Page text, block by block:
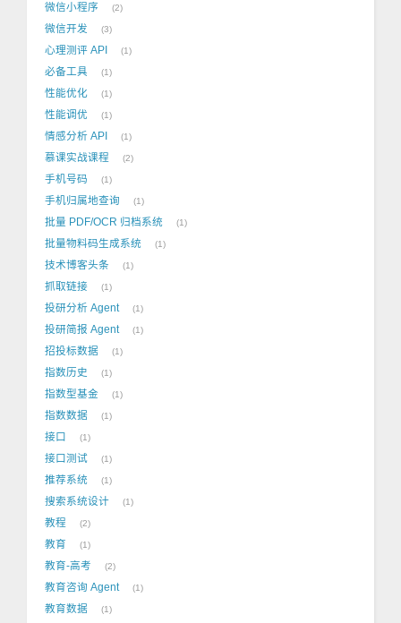
微信小程序 2
微信开发 3
心理测评 API 1
必备工具 1
性能优化 1
性能调优 1
情感分析 API 1
慕课实战课程 2
手机号码 1
手机归属地查询 1
批量 PDF/OCR 归档系统 1
批量物料码生成系统 1
技术博客头条 1
抓取链接 1
投研分析 Agent 1
投研简报 Agent 1
招投标数据 1
指数历史 1
指数型基金 1
指数数据 1
接口 1
接口测试 1
推荐系统 1
搜索系统设计 1
教程 2
教育 1
教育-高考 2
教育咨询 Agent 1
教育数据 1